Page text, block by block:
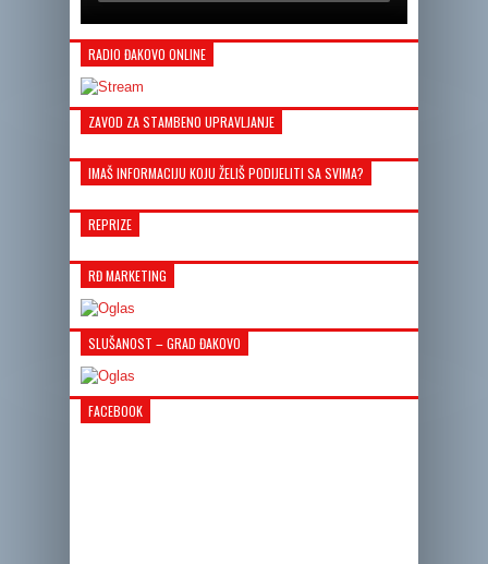
RADIO ĐAKOVO ONLINE
ZAVOD ZA STAMBENO UPRAVLJANJE
IMAŠ INFORMACIJU KOJU ŽELIŠ PODIJELITI SA SVIMA?
REPRIZE
RĐ MARKETING
SLUŠANOST – GRAD ĐAKOVO
FACEBOOK